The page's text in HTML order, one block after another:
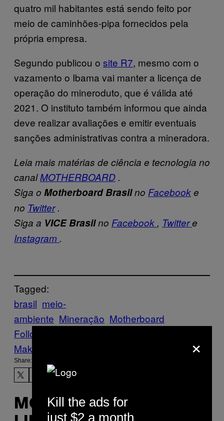
quatro mil habitantes está sendo feito por
meio de caminhões-pipa fornecidos pela
própria empresa.
Segundo publicou o site R7, mesmo com o
vazamento o Ibama vai manter a licença de
operação do mineroduto, que é válida até
2021. O instituto também informou que ainda
deve realizar avaliações e emitir eventuais
sanções administrativas contra a mineradora.
Leia mais matérias de ciência e tecnologia no
canalMOTHERBOARD .
Siga o Motherboard Brasilno Facebooke
no Twitter.
Siga a VICE Brasilno Facebook , Twittere
Instagram .
Tagged:
brasil meio-
ambiente Mineração Motherboard
Follow Us On Discover
Make Us Preferred In Top Stories
Share:
MORE
×
Kill the ads for
just $2 a month